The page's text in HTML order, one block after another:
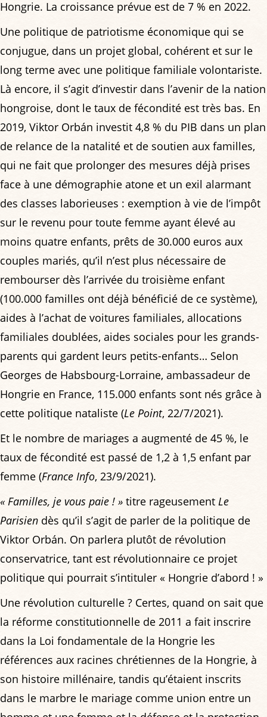
Hongrie. La croissance prévue est de 7 % en 2022.
Une politique de patriotisme économique qui se
conjugue, dans un projet global, cohérent et sur le
long terme avec une politique familiale volontariste.
Là encore, il s’agit d’investir dans l’avenir de la nation
hongroise, dont le taux de fécondité est très bas. En
2019, Viktor Orbán investit 4,8 % du PIB dans un plan
de relance de la natalité et de soutien aux familles,
qui ne fait que prolonger des mesures déjà prises
face à une démographie atone et un exil alarmant
des classes laborieuses : exemption à vie de l’impôt
sur le revenu pour toute femme ayant élevé au
moins quatre enfants, prêts de 30.000 euros aux
couples mariés, qu’il n’est plus nécessaire de
rembourser dès l’arrivée du troisième enfant
(100.000 familles ont déjà bénéficié de ce système),
aides à l’achat de voitures familiales, allocations
familiales doublées, aides sociales pour les grands-
parents qui gardent leurs petits-enfants… Selon
Georges de Habsbourg-Lorraine, ambassadeur de
Hongrie en France, 115.000 enfants sont nés grâce à
cette politique nataliste (Le Point, 22/7/2021).
Et le nombre de mariages a augmenté de 45 %, le
taux de fécondité est passé de 1,2 à 1,5 enfant par
femme (France Info, 23/9/2021).
« Familles, je vous paie ! » titre rageusement Le
Parisien dès qu’il s’agit de parler de la politique de
Viktor Orbán. On parlera plutôt de révolution
conservatrice, tant est révolutionnaire ce projet
politique qui pourrait s’intituler « Hongrie d’abord ! »
Une révolution culturelle ? Certes, quand on sait que
la réforme constitutionnelle de 2011 a fait inscrire
dans la Loi fondamentale de la Hongrie les
références aux racines chrétiennes de la Hongrie, à
son histoire millénaire, tandis qu’étaient inscrits
dans le marbre le mariage comme union entre un